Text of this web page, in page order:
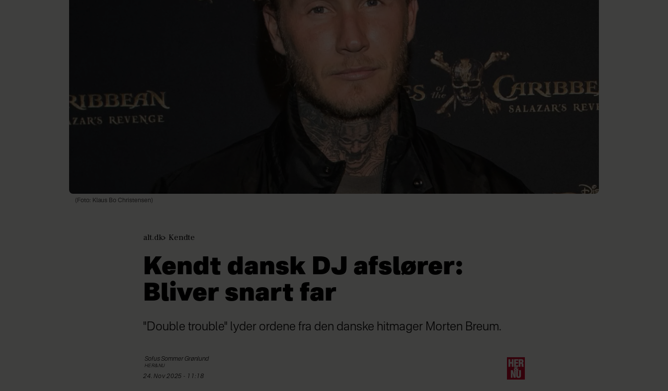
(Foto: Klaus Bo Christensen)
alt.dk Kendte
Kendt dansk DJ afslører:
Bliver snart far
"Double trouble" lyder ordene fra den danske hitmager Morten Breum.
SofusSommer Grønlund
HER&NU
24. Nov 2025 - 11:18